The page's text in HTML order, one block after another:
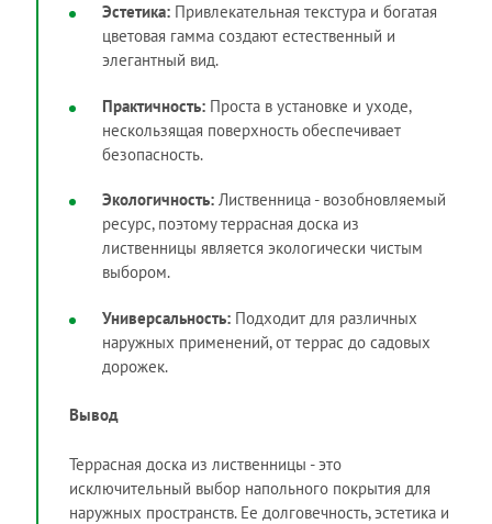
Эстетика:Привлекательная текстура и богатая
цветовая гамма создают естественный и
элегантный вид.
Практичность:Проста в установке и уходе,
нескользящая поверхность обеспечивает
безопасность.
Экологичность:Лиственница - возобновляемый
ресурс, поэтому террасная доска из
лиственницы является экологически чистым
выбором.
Универсальность:Подходит для различных
наружных применений, от террас до садовых
дорожек.
Вывод
Террасная доска из лиственницы - это
исключительный выбор напольного покрытия для
наружных пространств. Ее долговечность, эстетика и